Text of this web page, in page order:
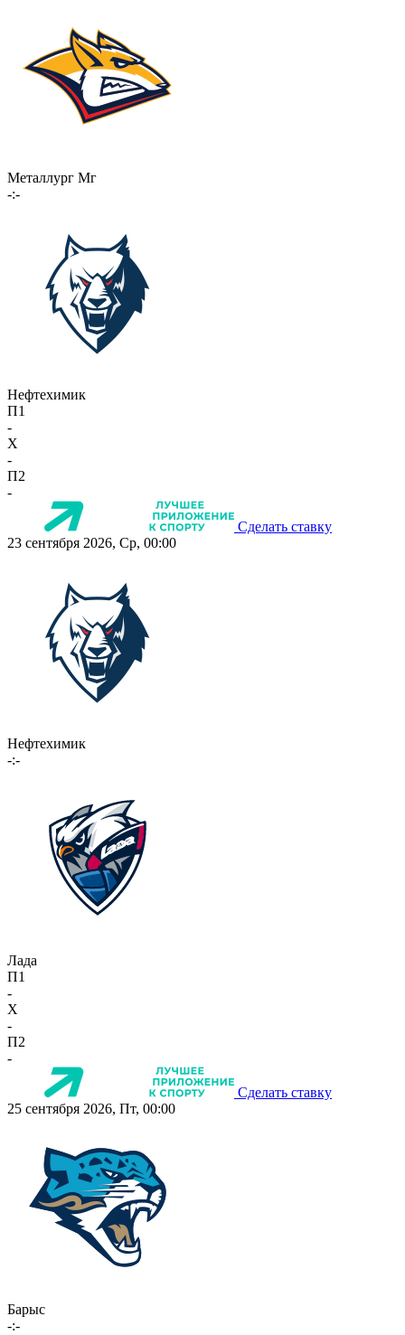
Металлург Мг
-:-
Нефтехимик
П1
-
X
-
П2
-
Сделать ставку
23 сентября 2026, Ср, 00:00
Нефтехимик
-:-
Лада
П1
-
X
-
П2
-
Сделать ставку
25 сентября 2026, Пт, 00:00
Барыс
-:-